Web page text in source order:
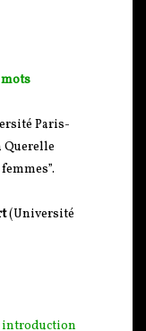
Paris-
Querelle
(Université
introduction